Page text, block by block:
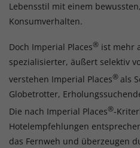
Lebensstil mit einem
Konsumverhalten.
Doch Imperial Places® ist mehr
spezialisierter, äußert selektiv
verstehen Imperial Places® als
Globetrotter,
Die nach Imperial Places®-
Hotelempfehlungen
das Fernweh und überzeugen